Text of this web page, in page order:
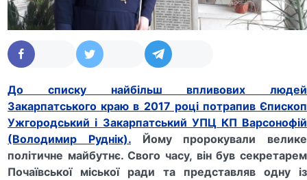
До списку найбільш впливових людей
Закарпатського краю в 2017 році потрапив Єпископ
Ужгородський і Закарпатський УПЦ КП Варсонофій
(Володимир Руднік).Йому пророкували велике
політичне майбутнє. Свого часу, він був секретарем
Почаївської міської ради та представляв одну із